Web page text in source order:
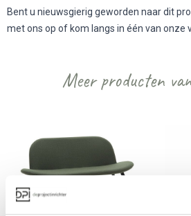
Bent u nieuwsgierig geworden naar dit
met ons op of kom langs in één van onze
Meer producten